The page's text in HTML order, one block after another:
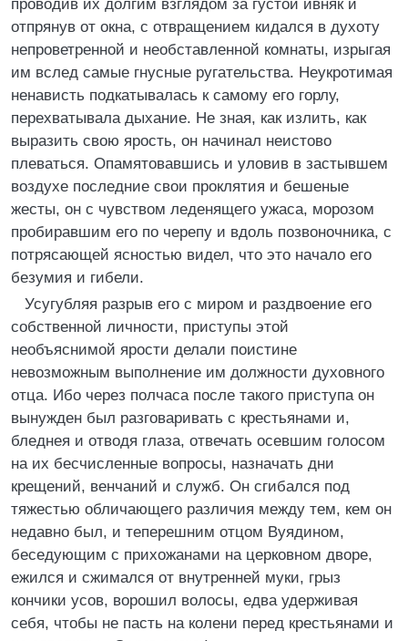
проводив их долгим взглядом за густой ивняк и
отпрянув от окна, с отвращением кидался в духоту
непроветренной и необставленной комнаты, изрыгая
им вслед самые гнусные ругательства. Неукротимая
ненависть подкатывалась к самому его горлу,
перехватывала дыхание. Не зная, как излить, как
выразить свою ярость, он начинал неистово
плеваться. Опамятовавшись и уловив в застывшем
воздухе последние свои проклятия и бешеные
жесты, он с чувством леденящего ужаса, морозом
пробиравшим его по черепу и вдоль позвоночника, с
потрясающей ясностью видел, что это начало его
безумия и гибели.
Усугубляя разрыв его с миром и раздвоение его
собственной личности, приступы этой
необъяснимой ярости делали поистине
невозможным выполнение им должности духовного
отца. Ибо через полчаса после такого приступа он
вынужден был разговаривать с крестьянами и,
бледнея и отводя глаза, отвечать осевшим голосом
на их бесчисленные вопросы, назначать дни
крещений, венчаний и служб. Он сгибался под
тяжестью обличающего различия между тем, кем он
недавно был, и теперешним отцом Вуядином,
беседующим с прихожанами на церковном дворе,
ежился и сжимался от внутренней муки, грыз
кончики усов, ворошил волосы, едва удерживая
себя, чтобы не пасть на колени перед крестьянами и